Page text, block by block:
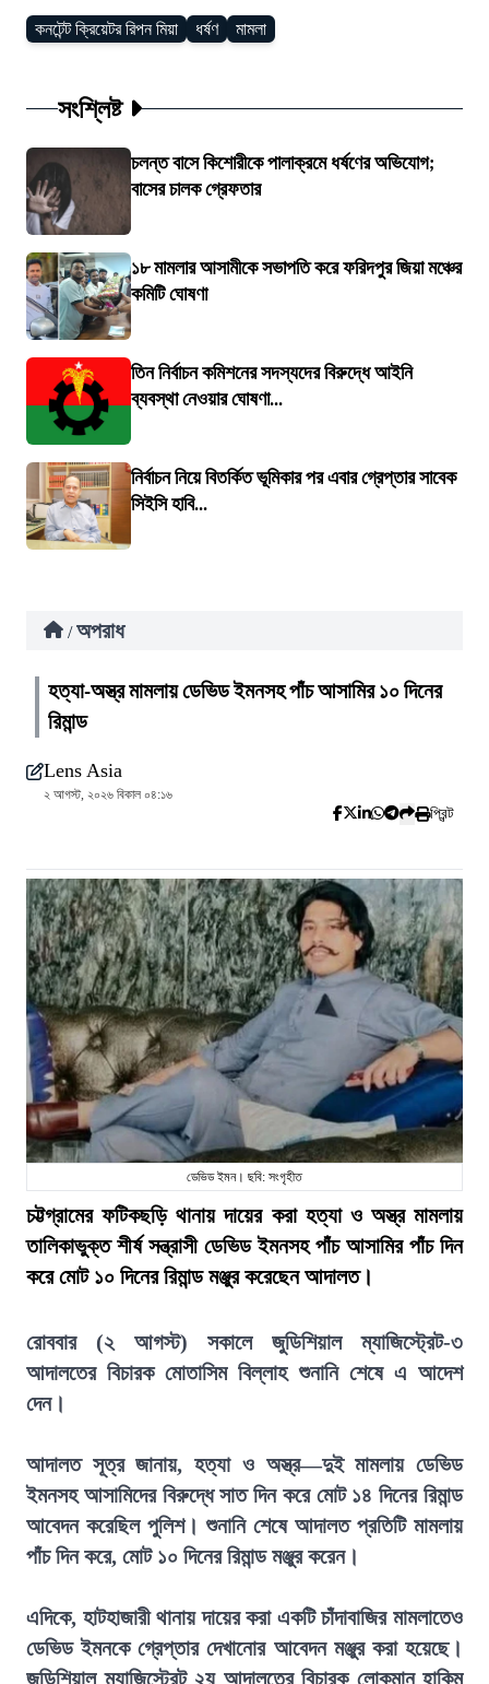
কনটেন্ট ক্রিয়েটর রিপন মিয়া ধর্ষণ মামলা
সংশ্লিষ্ট
চলন্ত বাসে কিশোরীকে পালাক্রমে ধর্ষণের অভিযোগ;
বাসের চালক গ্রেফতার
১৮ মামলার আসামীকে সভাপতি করে ফরিদপুর জিয়া মঞ্চের
কমিটি ঘোষণা
তিন নির্বাচন কমিশনের সদস্যদের বিরুদ্ধে আইনি
ব্যবস্থা নেওয়ার ঘোষণা...
নির্বাচন নিয়ে বিতর্কিত ভূমিকার পর এবার গ্রেপ্তার সাবেক
সিইসি হাবি...
/ অপরাধ
হত্যা-অস্ত্র মামলায় ডেভিড ইমনসহ পাঁচ আসামির ১০ দিনের
রিমান্ড
Lens Asia
২ আগস্ট, ২০২৬ বিকাল ০৪:১৬
প্রিন্ট
ডেভিড ইমন। ছবি: সংগৃহীত
চট্টগ্রামের ফটিকছড়ি থানায় দায়ের করা হত্যা ও অস্ত্র মামলায়
তালিকাভুক্ত শীর্ষ সন্ত্রাসী ডেভিড ইমনসহ পাঁচ আসামির পাঁচ দিন
করে মোট ১০ দিনের রিমান্ড মঞ্জুর করেছেন আদালত।
রোববার (২ আগস্ট) সকালে জুডিশিয়াল ম্যাজিস্ট্রেট-৩
আদালতের বিচারক মোতাসিম বিল্লাহ শুনানি শেষে এ আদেশ
দেন।
আদালত সূত্র জানায়, হত্যা ও অস্ত্র—দুই মামলায় ডেভিড
ইমনসহ আসামিদের বিরুদ্ধে সাত দিন করে মোট ১৪ দিনের রিমান্ড
আবেদন করেছিল পুলিশ। শুনানি শেষে আদালত প্রতিটি মামলায়
পাঁচ দিন করে, মোট ১০ দিনের রিমান্ড মঞ্জুর করেন।
এদিকে, হাটহাজারী থানায় দায়ের করা একটি চাঁদাবাজির মামলাতেও
ডেভিড ইমনকে গ্রেপ্তার দেখানোর আবেদন মঞ্জুর করা হয়েছে।
জুডিশিয়াল ম্যাজিস্ট্রেট ২য় আদালতের বিচারক লোকমান হাকিম